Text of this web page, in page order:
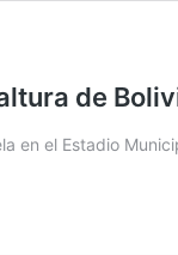
de
en el Estadio